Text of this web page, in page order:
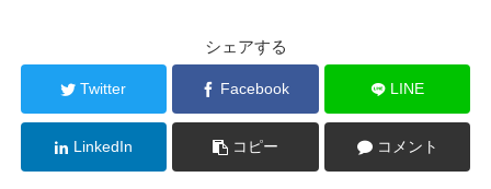
シェアする
Twitter Facebook LINE
LinkedIn コピー コメント